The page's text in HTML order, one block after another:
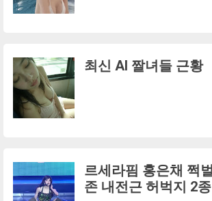
최신 AI 짤녀들 근황
르세라핌 홍은채 쩍
존 내전근 허벅지 2